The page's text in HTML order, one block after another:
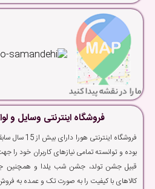
فروشگاه اینترنتی وسایل و
فروشگاه اینترنتی هورا دارای بیش از 15 سال سابقه در زمینه
بوده و توانسته تمامی نیازهای کاربران خود را
قبیل جشن تولد، جشن شب یلدا و همچنین
کالاهای با کیفیت را به صورت تک و عمده به